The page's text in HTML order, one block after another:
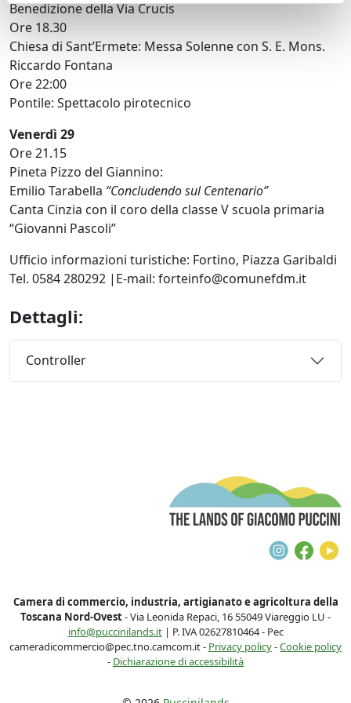
Benedizione della Via Crucis
Ore 18.30
Chiesa di Sant’Ermete: Messa Solenne con S. E. Mons.
Riccardo Fontana
Ore 22:00
Pontile: Spettacolo pirotecnico
Venerdì 29
Ore 21.15
Pineta Pizzo del Giannino:
Emilio Tarabella “Concludendo sul Centenario”
Canta Cinzia con il coro della classe V scuola primaria
“Giovanni Pascoli”
Ufficio informazioni turistiche: Fortino, Piazza Garibaldi
Tel. 0584 280292 |E-mail: forteinfo@comunefdm.it
Dettagli:
Controller
Camera di commercio, industria, artigianato e agricoltura della
Toscana Nord-Ovest- Via Leonida Repaci, 16 55049 Viareggio LU -
info@puccinilands.it| P. IVA 02627810464 - Pec
cameradicommercio@pec.tno.camcom.it - Privacy policy-Cookie policy
- Dichiarazione di accessibilità